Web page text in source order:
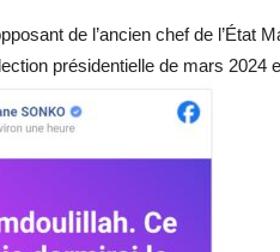
de l’ancien chef de l’État
présidentielle de mars 2024